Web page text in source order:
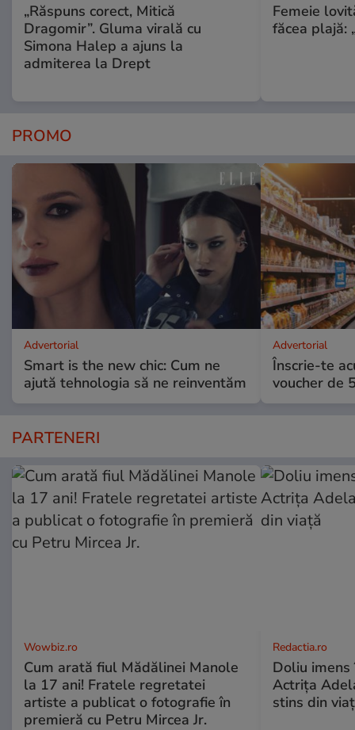
„Răspuns corect, Mitică
Dragomir”. Gluma virală cu
Simona Halep a ajuns la
admiterea la Drept
Femeie
făcea plajă:
PROMO
Advertorial
Smart is the new chic: Cum ne
ajută tehnologia să ne reinventăm
Advertorial
Înscrie-te
voucher de
PARTENERI
Wowbiz.ro
Cum arată fiul Mădălinei Manole
la 17 ani! Fratele regretatei
artiste a publicat o fotografie în
premieră cu Petru Mircea Jr.
Redactia.ro
Doliu
Actrița
stins din